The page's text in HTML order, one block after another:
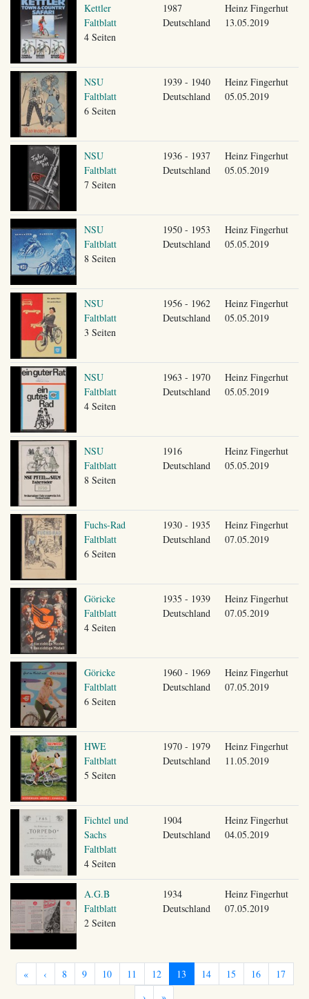
Kettler
Faltblatt
4 Seiten
1987
Deutschland
Heinz Fingerhut
13.05.2019
NSU
Faltblatt
6 Seiten
1939 - 1940
Deutschland
Heinz Fingerhut
05.05.2019
NSU
Faltblatt
7 Seiten
1936 - 1937
Deutschland
Heinz Fingerhut
05.05.2019
NSU
Faltblatt
8 Seiten
1950 - 1953
Deutschland
Heinz Fingerhut
05.05.2019
NSU
Faltblatt
3 Seiten
1956 - 1962
Deutschland
Heinz Fingerhut
05.05.2019
NSU
Faltblatt
4 Seiten
1963 - 1970
Deutschland
Heinz Fingerhut
05.05.2019
NSU
Faltblatt
8 Seiten
1916
Deutschland
Heinz Fingerhut
05.05.2019
Fuchs-Rad
Faltblatt
6 Seiten
1930 - 1935
Deutschland
Heinz Fingerhut
07.05.2019
Göricke
Faltblatt
4 Seiten
1935 - 1939
Deutschland
Heinz Fingerhut
07.05.2019
Göricke
Faltblatt
6 Seiten
1960 - 1969
Deutschland
Heinz Fingerhut
07.05.2019
HWE
Faltblatt
5 Seiten
1970 - 1979
Deutschland
Heinz Fingerhut
11.05.2019
Fichtel und
Sachs
Faltblatt
4 Seiten
1904
Deutschland
Heinz Fingerhut
04.05.2019
A.G.B
Faltblatt
2 Seiten
1934
Deutschland
Heinz Fingerhut
07.05.2019
« ‹ 8 9 10 11 12 13 14 15 16
17
›
»